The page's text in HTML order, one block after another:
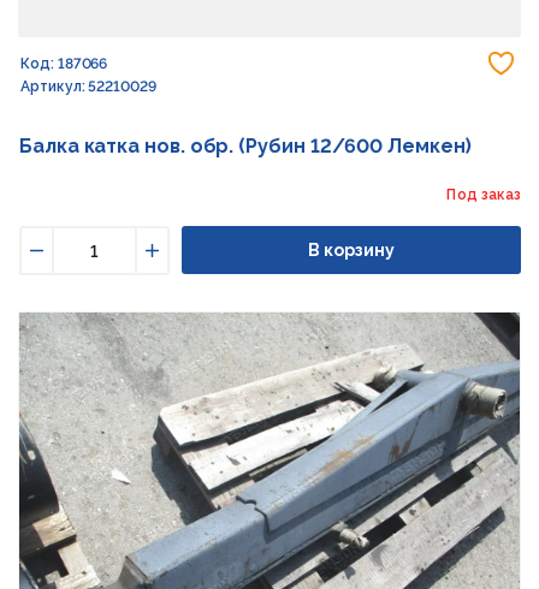
Код: 187066
Артикул: 52210029
Балка катка нов. обр. (Рубин 12/600 Лемкен)
Под заказ
Увеличить
В корзину